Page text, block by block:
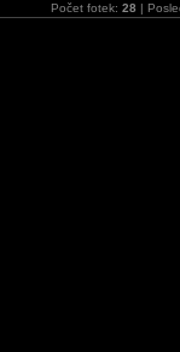
Počet fotek: 28 |